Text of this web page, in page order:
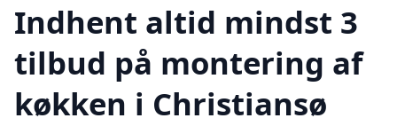
Indhent altid mindst 3
tilbud på montering af
køkken i Christiansø